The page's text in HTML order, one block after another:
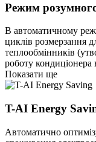
Режим
В автоматичному
циклів розмерзання
теплообмінників
роботу
Показати ще
T-AI Energy
Автоматично